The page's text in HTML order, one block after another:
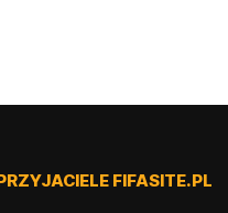
FIFASITE.PL